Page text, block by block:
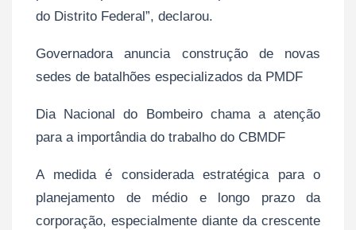
do Distrito Federal”, declarou.
Governadora anuncia construção de novas
sedes de batalhões especializados da PMDF
Dia Nacional do Bombeiro chama a atenção
para a importândia do trabalho do CBMDF
A medida é considerada estratégica para o
planejamento de médio e longo prazo da
corporação, especialmente diante da crescente